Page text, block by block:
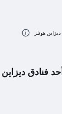
فنادق ديزاين
هوتلز